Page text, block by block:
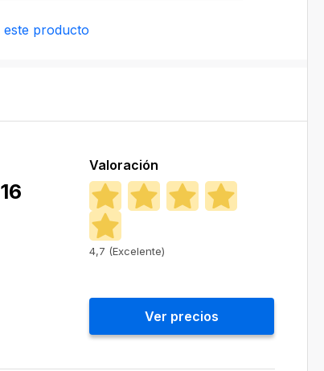
este producto
Valoración
4,7 (Excelente)
Ver precios